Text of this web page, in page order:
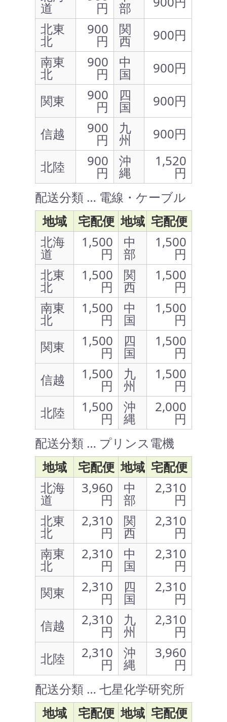
道 円 部
北東
北
900
円
関
西
900円
南東
北
900
円
中
国
900円
関東
900
円
四
国
900円
信越
900
円
九
州
900円
北陸
900
円
沖
縄
1,520
円
配送分類 … 電線・ケーブル
地域
宅配便 地域 宅配便
北海
道
1,500
円
中
部
1,500
円
北東
北
1,500
円
関
西
1,500
円
南東
北
1,500
円
中
国
1,500
円
関東
1,500
円
四
国
1,500
円
信越
1,500
円
九
州
1,500
円
北陸
1,500
円
沖
縄
2,000
円
配送分類 … プリンス電機
地域
宅配便 地域 宅配便
北海
道
3,960
円
中
部
2,310
円
北東
北
2,310
円
関
西
2,310
円
南東
北
2,310
円
中
国
2,310
円
関東
2,310
円
四
国
2,310
円
信越
2,310
円
九
州
2,310
円
北陸
2,310
円
沖
縄
3,960
円
配送分類 … 七星化学研究所
地域
宅配便 地域 宅配便